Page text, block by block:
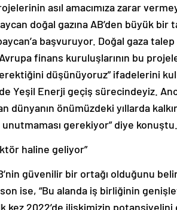
asıl amacımıza zarar
doğal gazına AB’den büyük bir
başvuruyor. Doğal gaza
Avrupa finans kuruluşlarının bu
düşünüyoruz” ifadelerini
Yeşil Enerji geçiş sürecindeyiz.
dünyanın önümüzdeki yıllarda
gerekiyor” diye konuştu.
haline geliyor”
güvenilir bir ortağı olduğunu
ise, “Bu alanda iş birliğinin
kez 2022’de ilişkimizin potansiyelini